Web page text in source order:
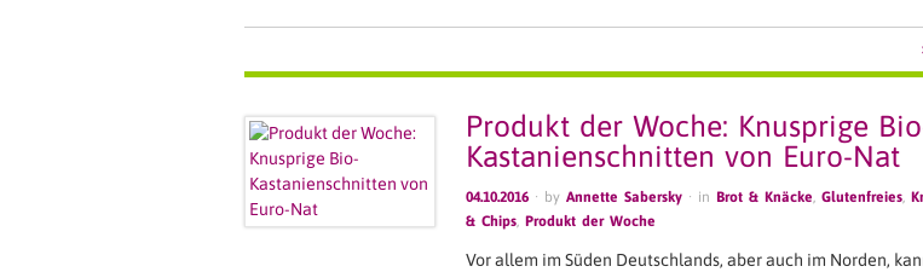
Produkt der Woche: Knusprige
Kastanienschnitten von Euro-Nat
04.10.2016 · by Annette Sabersky · in Brot & Knäcke, Glutenfreies,
& Chips, Produkt der Woche
Vor allem im Süden Deutschlands, aber auch im Norden,